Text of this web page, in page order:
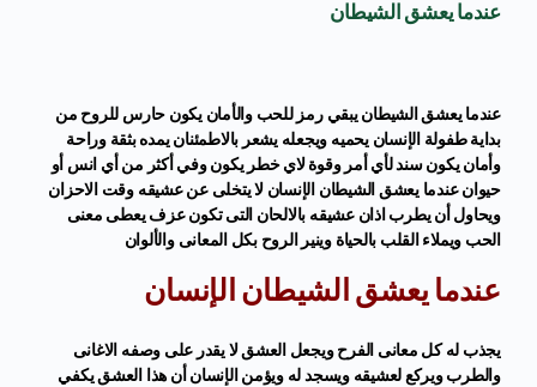
عندما يعشق الشيطان
عندما يعشق الشيطان يبقي رمز للحب والأمان يكون حارس للروح من
بداية طفولة الإنسان يحميه ويجعله يشعر بالاطمئنان يمده بثقة وراحة
وأمان يكون سند لأي أمر وقوة لاي خطر يكون وفي أكثر من أي انس أو
حيوان عندما يعشق الشيطان الإنسان لا يتخلى عن عشيقه وقت الاحزان
ويحاول أن يطرب اذان عشيقه بالالحان التى تكون عزف يعطى معنى
الحب ويملاء القلب بالحياة وينير الروح بكل المعانى والألوان
عندما يعشق الشيطان الإنسان
يجذب له كل معانى الفرح ويجعل العشق لا يقدر على وصفه الاغانى
والطرب ويركع لعشيقه ويسجد له ويؤمن الإنسان أن هذا العشق يكفي